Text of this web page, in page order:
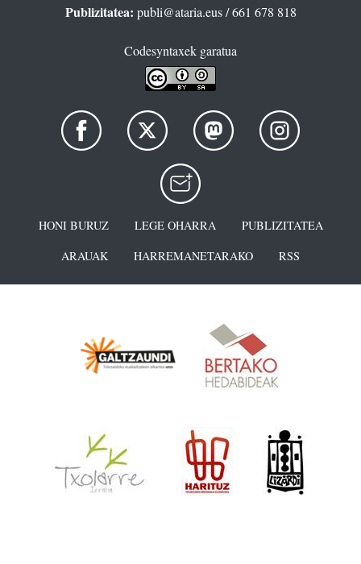
Publizitatea: publi@ataria.eus/ 661 678 818
Codesyntaxek garatua
HONI BURUZ LEGE OHARRA
PUBLIZITATEA
ARAUAK
HARREMANETARAKO RSS